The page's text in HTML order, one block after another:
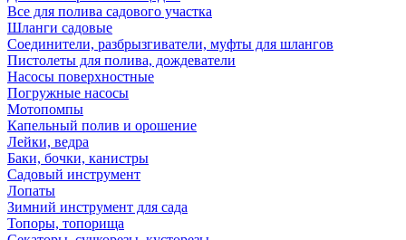
Все для полива садового участка
Шланги садовые
Соединители, разбрызгиватели, муфты для шлангов
Пистолеты для полива, дождеватели
Насосы поверхностные
Погружные насосы
Мотопомпы
Капельный полив и орошение
Лейки, ведра
Баки, бочки, канистры
Садовый инструмент
Лопаты
Зимний инструмент для сада
Топоры, топорища